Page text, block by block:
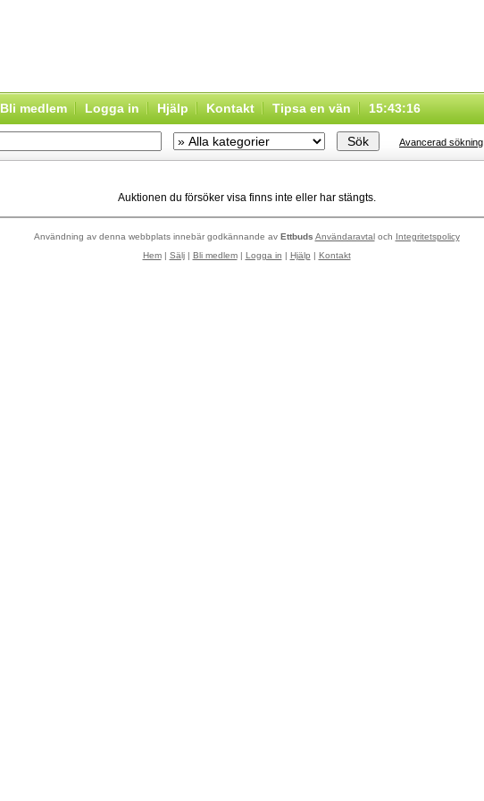
Bli medlem Logga in Hjälp Kontakt Tipsa en vän 15:43:16
Avancerad sökning
Auktionen du försöker visa finns inte eller har stängts.
Användning av denna webbplats innebär godkännande av Ettbuds Användaravtaloch Integritetspolicy
Hem| Sälj| Bli medlem| Logga in | Hjälp | Kontakt